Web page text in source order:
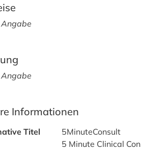
Angabe
Angabe
Informationen
Titel
5MinuteConsult
5 Minute Clinical